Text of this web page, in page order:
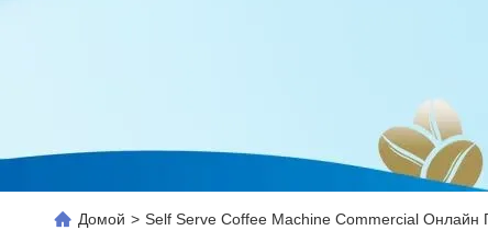
Домой > Self Serve Coffee Machine Commercial Онлайн